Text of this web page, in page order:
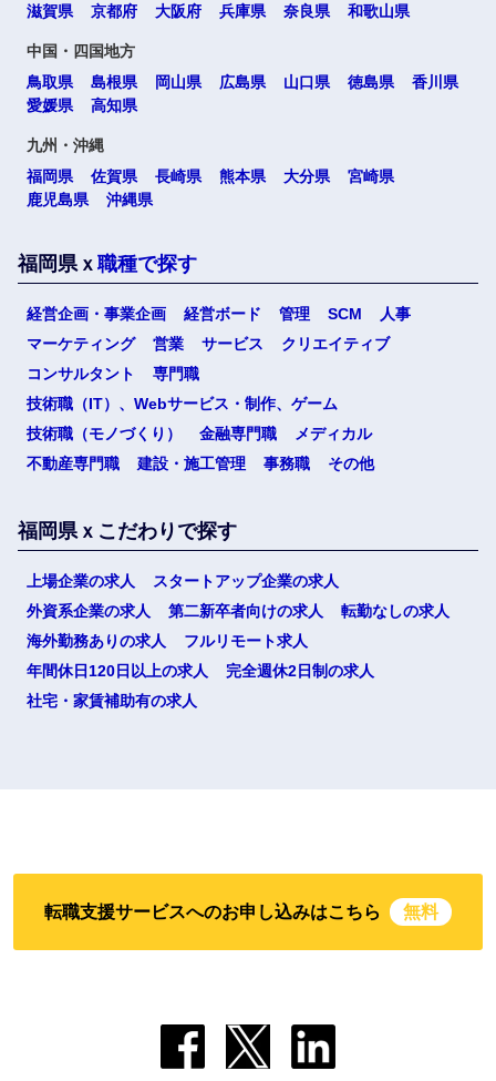
滋賀県
京都府 大阪府 兵庫県 奈良県 和歌山県
中国・四国地方
鳥取県
島根県 岡山県 広島県 山口県 徳島県
香川県
愛媛県
高知県
九州・沖縄
福岡県
佐賀県 長崎県 熊本県 大分県
宮崎県
鹿児島県
沖縄県
福岡県ｘ 職種で探す
経営企画・事業企画 経営ボード 管理 SCM
人事
マーケティング
営業 サービス
クリエイティブ
コンサルタント
専門職
技術職（IT）、Webサービス・制作、ゲーム
技術職（モノづくり）
金融専門職
メディカル
不動産専門職
建設・施工管理 事務職 その他
福岡県ｘこだわりで探す
上場企業の求人
スタートアップ企業の求人
外資系企業の求人
第二新卒者向けの求人
転勤なしの求人
海外勤務ありの求人
フルリモート求人
年間休日120日以上の求人
完全週休2日制の求人
社宅・家賃補助有の求人
転職支援サービスへのお申し込みはこちら 無料